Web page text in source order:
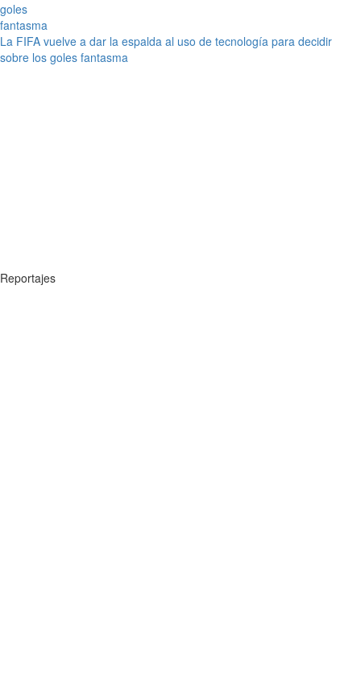
La FIFA vuelve a dar la espalda al uso de tecnología para decidir
sobre los goles fantasma
Reportajes